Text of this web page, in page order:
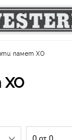
памет XO